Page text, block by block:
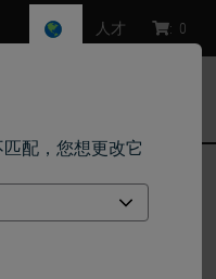
配，您想更改它
人才 : 0
•